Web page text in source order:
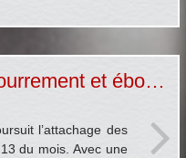
Avril 2026 : débourrement et ébourgeonnage précoce
l’attachage des
du mois. Avec une